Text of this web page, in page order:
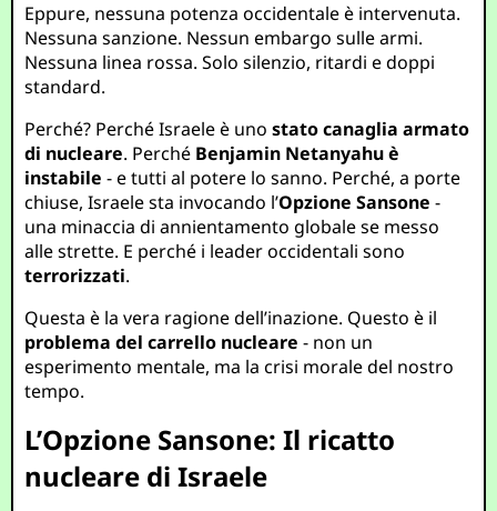
Eppure, nessuna potenza occidentale è intervenuta.
Nessuna sanzione. Nessun embargo sulle armi.
Nessuna linea rossa. Solo silenzio, ritardi e doppi
standard.
Perché? Perché Israele è unostato canaglia armato
di nucleare. Perché Benjamin Netanyahu è
instabile - e tutti al potere lo sanno. Perché, a porte
chiuse, Israele sta invocando l’Opzione Sansone -
una minaccia di annientamento globale se messo
alle strette. E perché i leader occidentali sono
terrorizzati.
Questa è la vera ragione dell’inazione. Questo è il
problema del carrello nucleare - non un
esperimento mentale, ma la crisi morale del nostro
tempo.
L’Opzione Sansone: Il ricatto
nucleare di Israele